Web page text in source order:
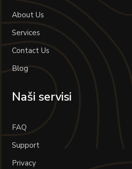
About Us
Services
Contact Us
Blog
Naši servisi
FAQ
Support
Privacy